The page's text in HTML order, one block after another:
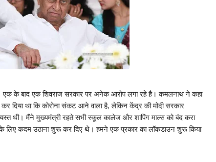
एक के बाद एक शिवराज सरकार पर अनेक आरोप लगा रहे है। कमलनाथ ने कहा
कर दिया था कि कोरोना संकट आने वाला है, लेकिन केंद्र की मोदी सरकार
थी। मैंने मुख्यमंत्री रहते सभी स्कूल कालेज और शापिंग माल्स को बंद करा
के लिए कदम उठाना शुरू कर दिए थे। हमने एक प्रकार का लॉकडाउन शुरू किया